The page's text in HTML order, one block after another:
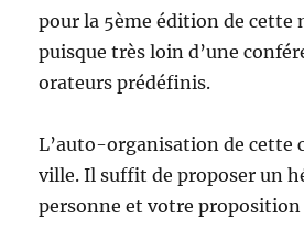
pour la 5ème édition de
puisque très loin d’une
orateurs prédéfinis.
L’auto-organisation de cette
ville. Il suffit de proposer un
personne et votre proposition